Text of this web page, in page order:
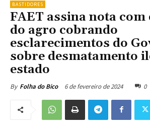
BASTIDORES
FAET assina nota com
do agro cobrando
esclarecimentos do
sobre desmatamento
estado
By Folha do Bico 6 de fevereiro de 2024 0